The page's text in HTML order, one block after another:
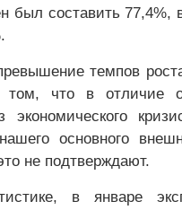
был составить 77,4%,
темпов
том, что в отличие
экономического
основного
не подтверждают.
в январе